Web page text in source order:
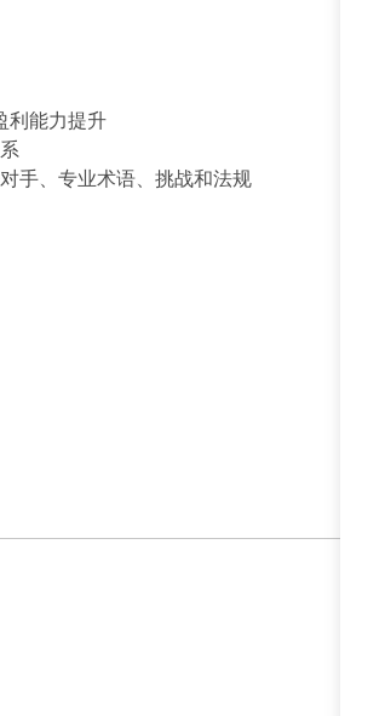
利能力提升
手、专业术语、挑战和法规